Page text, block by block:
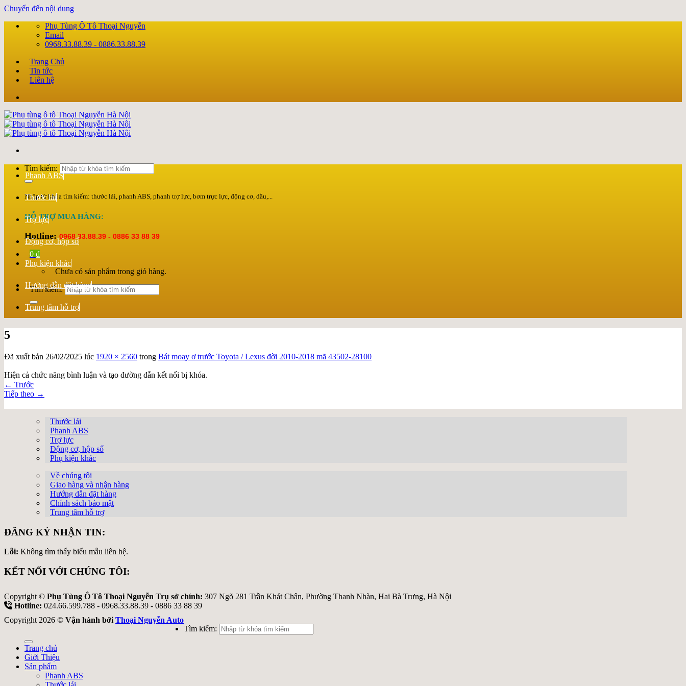
Chuyển đến nội dung
Phụ Tùng Ô Tô Thoại Nguyễn
Email
0968.33.88.39 - 0886.33.88.39
Trang Chủ
Tin tức
Liên hệ
Tìm kiếm:
Nhập từ khóa tìm kiếm: thước lái, phanh ABS, phanh trợ lực, bơm trực lực, động cơ, dầu,...
HỖ TRỢ MUA HÀNG:
Hotline:0968.33.88.39 - 0886 33 88 39
0 ₫
Chưa có sản phẩm trong giỏ hàng.
Tìm kiếm:
Phanh ABS
Thước lái
Trợ lực
Động cơ, hộp số
Phụ kiện khác
Hướng dẫn đặt hàng
Trung tâm hỗ trợ
5
Đã xuất bản 26/02/2025 lúc 1920 × 2560 trong Bát moay ơ trước Toyota / Lexus đời 2010-2018 mã 43502-28100
Hiện cả chức năng bình luận và tạo đường dẫn kết nối bị khóa.
← Trước
Tiếp theo →
Thước lái
Phanh ABS
Trợ lực
Động cơ, hộp số
Phụ kiện khác
Về chúng tôi
Giao hàng và nhận hàng
Hướng dẫn đặt hàng
Chính sách bảo mật
Trung tâm hỗ trợ
ĐĂNG KÝ NHẬN TIN:
Lỗi: Không tìm thấy biểu mẫu liên hệ.
KẾT NỐI VỚI CHÚNG TÔI:
Copyright © Phụ Tùng Ô Tô Thoại Nguyễn Trụ sở chính: 307 Ngõ 281 Trần Khát Chân, Phường Thanh Nhàn, Hai Bà Trưng, Hà Nội
Hotline: 024.66.599.788 - 0968.33.88.39 - 0886 33 88 39
Copyright 2026 © Vận hành bởi Thoại Nguyễn Auto
Tìm kiếm:
Trang chủ
Giới Thiệu
Sản phẩm
Phanh ABS